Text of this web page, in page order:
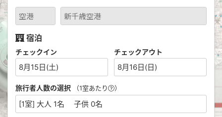
宿泊
チェックイン
8月15日(土)
チェックアウト
8月16日(日)
旅行者人数の選択 （1室あたり ）
[1室] 大人 1名 子供 0名